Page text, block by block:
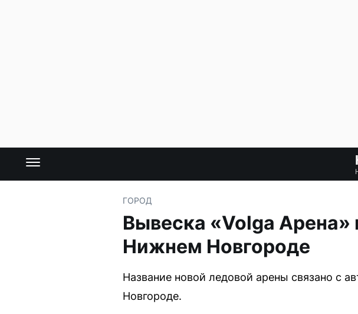
ГОРОД
Вывеска «Volga Арена»
Нижнем Новгороде
Название новой ледовой арены связано с
Новгороде.